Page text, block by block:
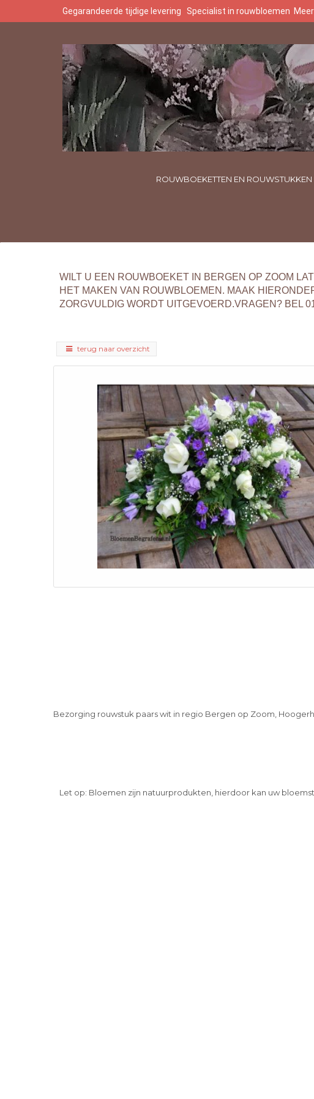
Gegarandeerde tijdige levering Specialist in rouwbloemen
ROUWBOEKETTEN EN ROUWSTUKKEN
WILT U EEN ROUWBOEKET IN BERGEN OP ZOOM
HET MAKEN VAN ROUWBLOEMEN. MAAK
ZORGVULDIG WORDT UITGEVOERD.VRAGEN? BEL
terug naar overzicht
Bezorging rouwstuk paars wit in regio Bergen op Zoom,
Let op: Bloemen zijn natuurprodukten, hierdoor kan uw